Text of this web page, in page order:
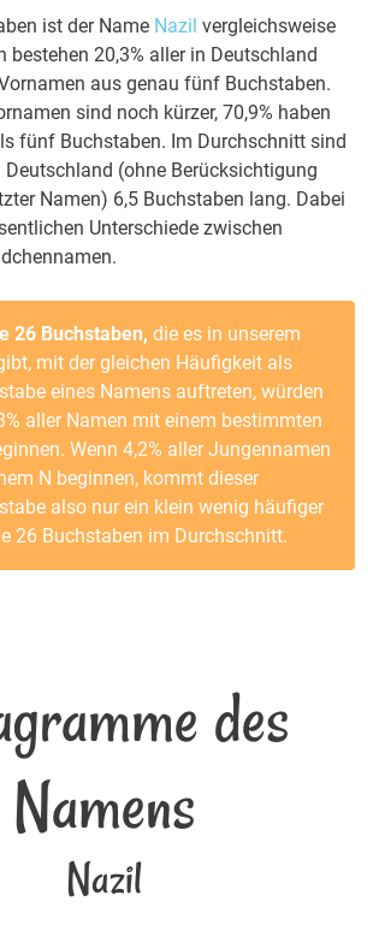
ist der Name Nazil vergleichsweise
bestehen 20,3% aller in Deutschland
aus genau fünf Buchstaben.
sind noch kürzer, 70,9% haben
fünf Buchstaben. Im Durchschnitt sind
(ohne Berücksichtigung
Namen) 6,5 Buchstaben lang. Dabei
Unterschiede zwischen
26 Buchstaben, die es in unserem
mit der gleichen Häufigkeit als
eines Namens auftreten, würden
aller Namen mit einem bestimmten
Wenn 4,2% aller Jungennamen
N beginnen, kommt dieser
also nur ein klein wenig häufiger
26 Buchstaben im Durchschnitt.
des
Namens
Nazil